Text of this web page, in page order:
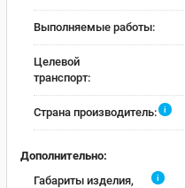
Выполняемые работы:
Целевой
транспорт:
Страна производитель: i
Дополнительно:
Габариты изделия,
i